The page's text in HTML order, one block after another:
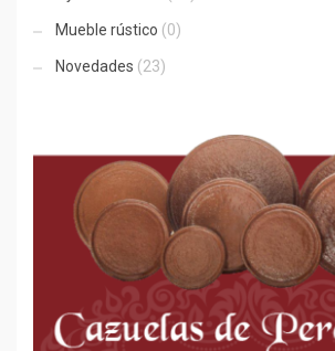
Mueble rústico (0)
Novedades (23)